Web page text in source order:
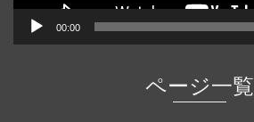
00:00
ページ一覧